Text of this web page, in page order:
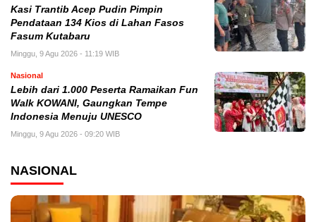
Kasi Trantib Acep Pudin Pimpin
Pendataan 134 Kios di Lahan Fasos
Fasum Kutabaru
Minggu, 9 Agu 2026 - 11:19 WIB
Nasional
Lebih dari 1.000 Peserta Ramaikan Fun
Walk KOWANI, Gaungkan Tempe
Indonesia Menuju UNESCO
Minggu, 9 Agu 2026 - 09:20 WIB
NASIONAL